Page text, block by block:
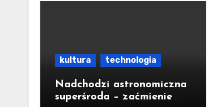
kultura technologia
Nadchodzi astronomiczna
superśroda – zaćmienie